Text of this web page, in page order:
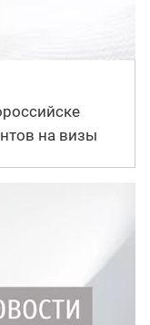
на визы